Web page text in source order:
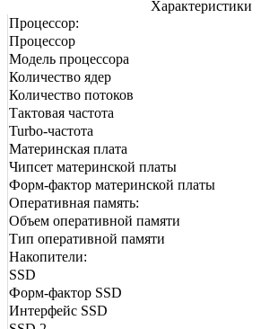
Характеристики
Процессор:
Процессор
Модель процессора
Количество ядер
Количество потоков
Тактовая частота
Turbo-частота
Материнская плата
Чипсет материнской платы
Форм-фактор материнской платы
Оперативная память:
Объем оперативной памяти
Тип оперативной памяти
Накопители:
SSD
Форм-фактор SSD
Интерфейс SSD